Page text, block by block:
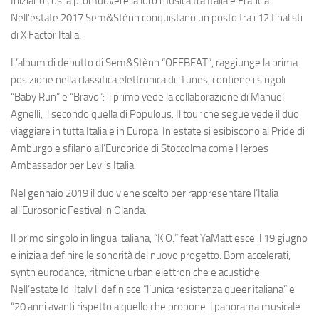
Nell’estate 2017 Sem&Stènn conquistano un posto tra i 12 finalisti
di X Factor Italia.
L’album di debutto di Sem&Stènn “OFFBEAT”, raggiunge la prima
posizione nella classifica elettronica di iTunes, contiene i singoli
“Baby Run” e “Bravo”: il primo vede la collaborazione di Manuel
Agnelli, il secondo quella di Populous. Il tour che segue vede il duo
viaggiare in tutta Italia e in Europa. In estate si esibiscono al Pride di
Amburgo e sfilano all’Europride di Stoccolma come Heroes
Ambassador per Levi’s Italia.
Nel gennaio 2019 il duo viene scelto per rappresentare l’Italia
all’Eurosonic Festival in Olanda.
Il primo singolo in lingua italiana, “K.O.” feat YaMatt esce il 19 giugno
e inizia a definire le sonorità del nuovo progetto: Bpm accelerati,
synth eurodance, ritmiche urban elettroniche e acustiche.
Nell’estate Id-Italy li definisce “l’unica resistenza queer italiana” e
“20 anni avanti rispetto a quello che propone il panorama musicale